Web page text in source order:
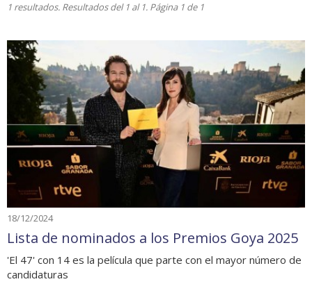
1 resultados. Resultados del 1 al 1. Página 1 de 1
18/12/2024
Lista de nominados a los Premios Goya 2025
'El 47' con 14 es la película que parte con el mayor número de
candidaturas